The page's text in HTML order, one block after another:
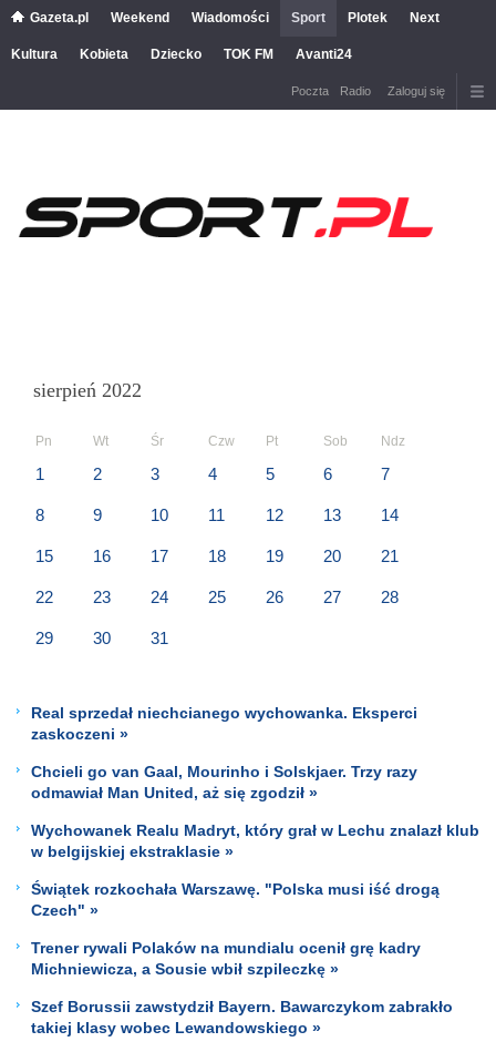
Gazeta.pl Weekend Wiadomości Sport Plotek Next
Kultura Kobieta Dziecko TOK FM Avanti24
Poczta Radio Zaloguj się
sierpień 2022
Pn Wt Śr Czw Pt Sob Ndz
1 2 3 4 5 6 7
8 9 10 11 12 13 14
15 16 17 18 19 20 21
22 23 24 25 26 27 28
29 30 31
Real sprzedał niechcianego wychowanka. Eksperci
zaskoczeni »
Chcieli go van Gaal, Mourinho i Solskjaer. Trzy razy
odmawiał Man United, aż się zgodził »
Wychowanek Realu Madryt, który grał w Lechu znalazł klub
w belgijskiej ekstraklasie »
Świątek rozkochała Warszawę. "Polska musi iść drogą
Czech" »
Trener rywali Polaków na mundialu ocenił grę kadry
Michniewicza, a Sousie wbił szpileczkę »
Szef Borussii zawstydził Bayern. Bawarczykom zabrakło
takiej klasy wobec Lewandowskiego »